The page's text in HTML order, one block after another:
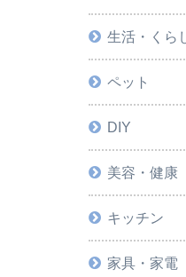
生活・くらし
ペット
DIY
美容・健康
キッチン
家具・家電